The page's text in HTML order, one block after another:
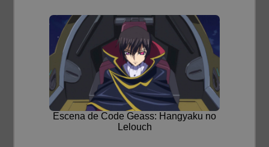
Escena de Code Geass: Hangyaku no
Lelouch